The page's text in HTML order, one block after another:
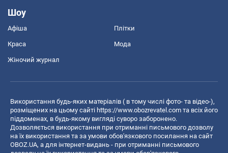
Шоу
Афіша Плітки
Краса Мода
Жіночий журнал
Використання будь-яких матеріалів ( в тому числі фото- та відео-),
розміщених на цьому сайті https://www.obozrevatel.com та всіх його
піддоменах, в будь-якому вигляді суворо заборонено.
Дозволяється використання при отриманні письмового дозволу
на їх використання та за умови обов'язкового посилання на сайт
OBOZ.UA, а для інтернет-видань - при отриманні письмового